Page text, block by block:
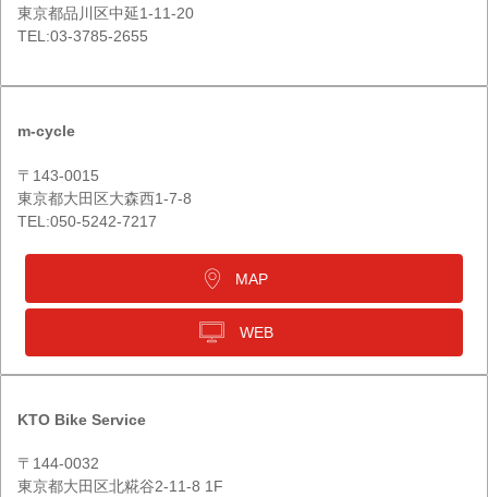
東京都品川区中延1-11-20
TEL:03-3785-2655
m-cycle
〒143-0015
東京都大田区大森西1-7-8
TEL:050-5242-7217
MAP
WEB
KTO Bike Service
〒144-0032
東京都大田区北糀谷2-11-8 1F